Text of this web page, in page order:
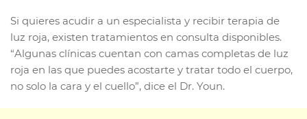
Si quieres acudir a un especialista y recibir terapia de
luz roja, existen tratamientos en consulta disponibles.
“Algunas clínicas cuentan con camas completas de luz
roja en las que puedes acostarte y tratar todo el cuerpo,
no solo la cara y el cuello”, dice el Dr. Youn.